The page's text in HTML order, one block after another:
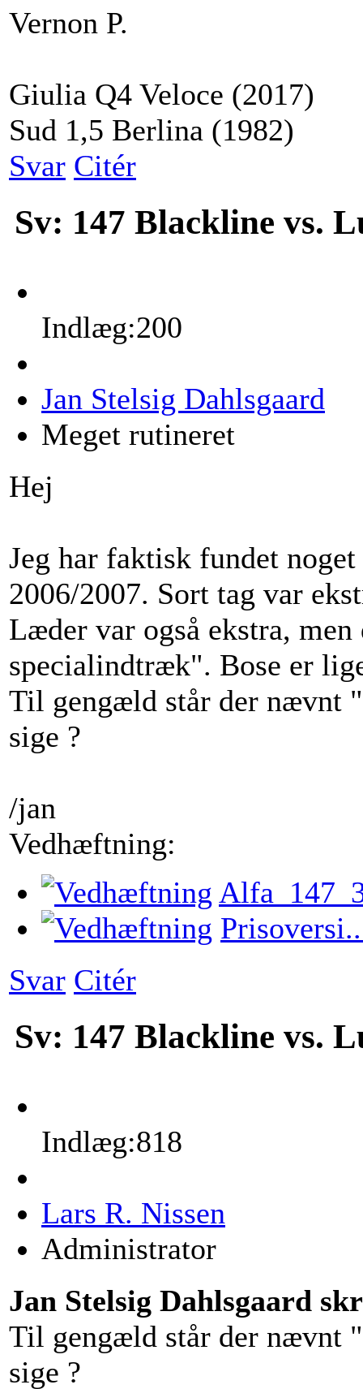
Vernon P.
Giulia Q4 Veloce (2017)
Sud 1,5 Berlina (1982)
Svar Citér
Sv: 147 Blackline vs.
Indlæg:200
Jan Stelsig Dahlsgaard
Meget rutineret
Hej
Jeg har faktisk fundet
2006/2007. Sort tag var
Læder var også ekstra,
specialindtræk". Bose er
Til gengæld står der nævnt
sige ?
/jan
Vedhæftning:
Svar Citér
Sv: 147 Blackline vs.
Indlæg:818
Lars R. Nissen
Administrator
Jan Stelsig Dahlsgaard
Til gengæld står der nævnt
sige ?